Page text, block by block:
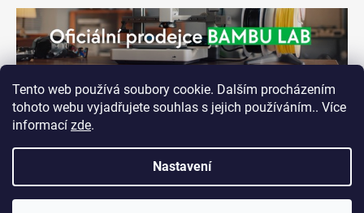
Tento web používá soubory cookie. Dalším procházením
tohoto webu vyjadřujete souhlas s jejich používáním.. Více
informací zde.
Nastavení
Vytvořil Shoptet